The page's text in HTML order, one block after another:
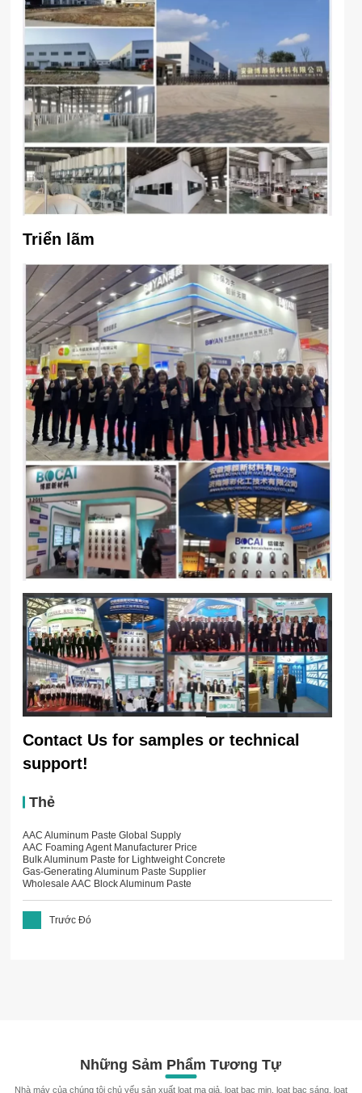
Triển lãm
Contact Us for samples or technical
support!
Thẻ
AAC Aluminum Paste Global Supply
AAC Foaming Agent Manufacturer Price
Bulk Aluminum Paste for Lightweight Concrete
Gas-Generating Aluminum Paste Supplier
Wholesale AAC Block Aluminum Paste
Trước Đó
Những Sảm Phẩm Tương Tự
Nhà máy của chúng tôi chủ yếu sản xuất loạt mạ giả, loạt bạc mịn, loạt bạc sáng, loạt